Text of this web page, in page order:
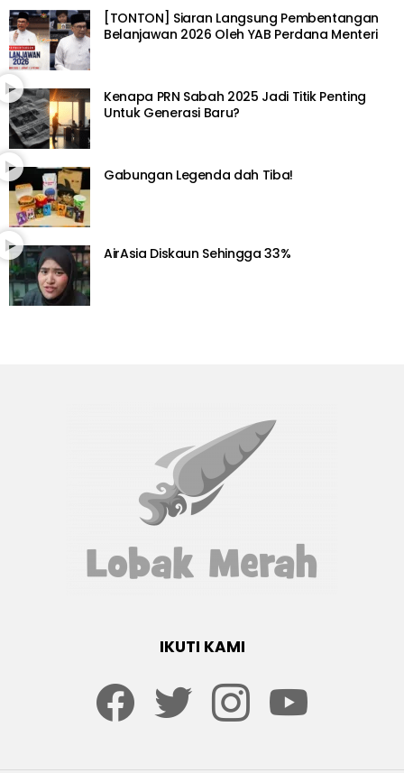
[TONTON] Siaran Langsung Pembentangan
Belanjawan 2026 Oleh YAB Perdana Menteri
Kenapa PRN Sabah 2025 Jadi Titik Penting
Untuk Generasi Baru?
Gabungan Legenda dah Tiba!
AirAsia Diskaun Sehingga 33%
IKUTI KAMI